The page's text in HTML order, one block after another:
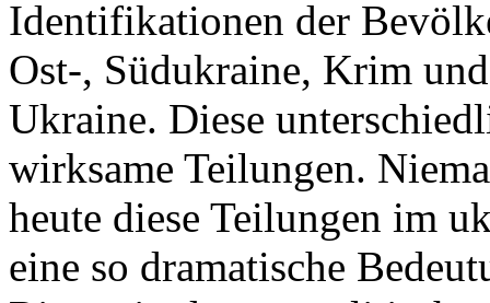
Identifikationen der
Ost-, Südukraine, Krim
Ukraine. Diese
wirksame Teilungen.
heute diese Teilungen im
eine so dramatische